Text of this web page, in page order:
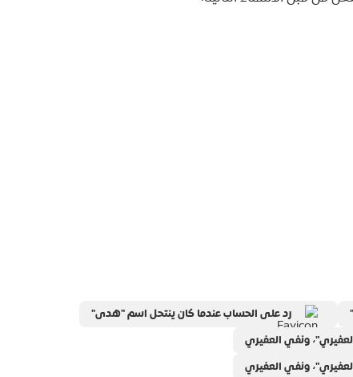
رد على الحساب عندما كان ينتحل اسم "هدى"
ونفي العفيري
ونفي العفيري